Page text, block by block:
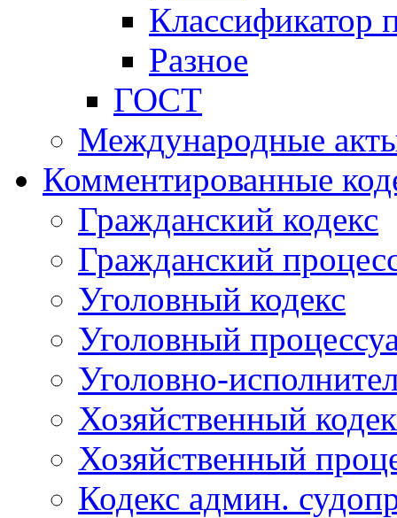
Классификатор
Разное
ГОСТ
Международные
Комментированные
Гражданский кодекс
Гражданский
Уголовный кодекс
Уголовный
Уголовно-
Хозяйственный
Хозяйственный
Кодекс админ.